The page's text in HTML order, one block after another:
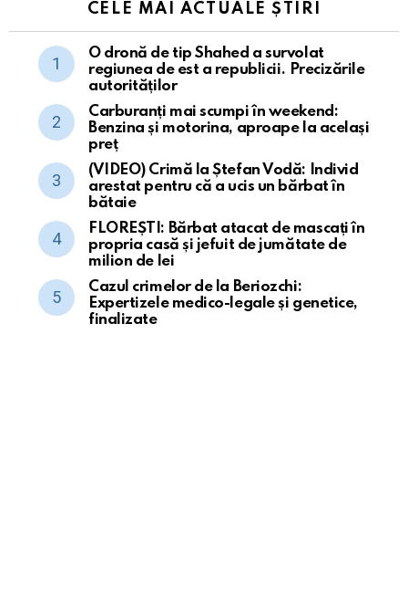
CELE MAI ACTUALE ȘTIRI
O dronă de tip Shahed a survolat
regiunea de est a republicii. Precizările
autorităților
Carburanți mai scumpi în weekend:
Benzina și motorina, aproape la același
preț
(VIDEO) Crimă la Ștefan Vodă: Individ
arestat pentru că a ucis un bărbat în
bătaie
FLOREȘTI: Bărbat atacat de mascați în
propria casă și jefuit de jumătate de
milion de lei
Cazul crimelor de la Beriozchi:
Expertizele medico-legale și genetice,
finalizate